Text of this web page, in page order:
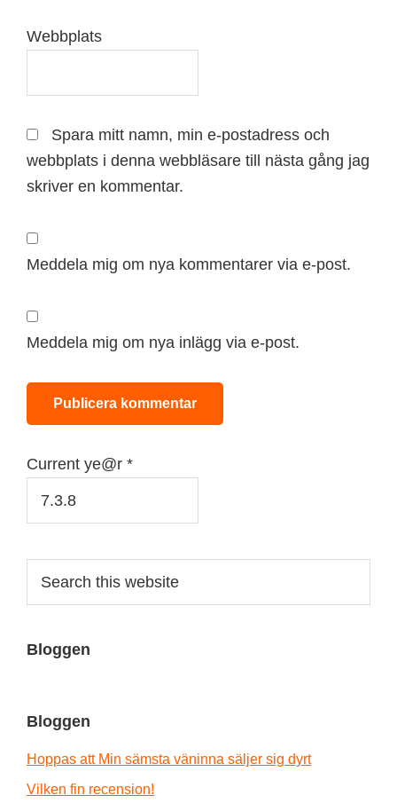
Webbplats
Spara mitt namn, min e-postadress och
webbplats i denna webbläsare till nästa gång jag
skriver en kommentar.
Meddela mig om nya kommentarer via e-post.
Meddela mig om nya inlägg via e-post.
Current ye@r *
Primary
Sidebar
this
Bloggen
Bloggen
Hoppas att Min sämsta väninna säljer sig dyrt
Vilken fin recension!